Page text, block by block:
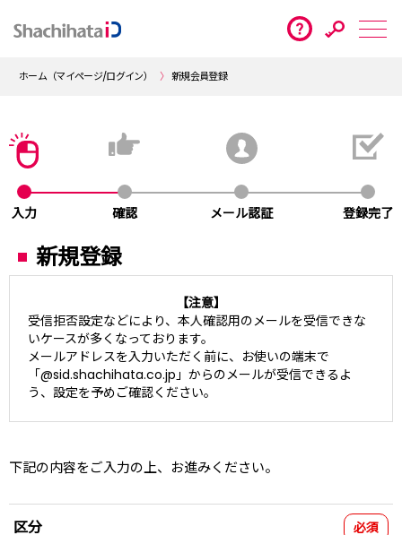
ホーム（マイページ/ログイン） 新規会員登録
入力 確認 メール認証 登録完了
新規登録
【注意】
受信拒否設定などにより、本人確認用のメールを受信できな
いケースが多くなっております。
メールアドレスを入力いただく前に、お使いの端末で
「@sid.shachihata.co.jp」からのメールが受信できるよ
う、設定を予めご確認ください。
下記の内容をご入力の上、お進みください。
区分 必須